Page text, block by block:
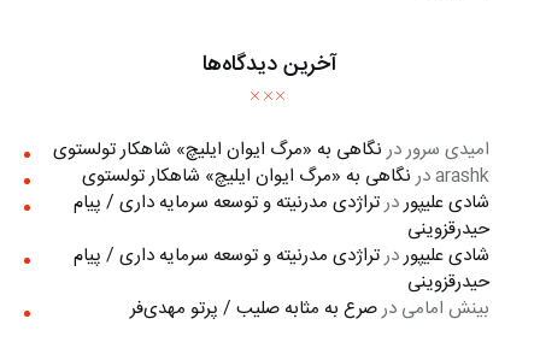
آخرین دیدگاه‌ها
امیدی سروردرنگاهی به «مرگ ايوان ايليچ» شاهکار تولستوی
arashkدرنگاهی به «مرگ ايوان ايليچ» شاهکار تولستوی
شادی علیپوردرتراژدی مدرنیته و توسعه سرمایه داری / پیام
حیدرقزوینی
شادی علیپوردرتراژدی مدرنیته و توسعه سرمایه داری / پیام
حیدرقزوینی
بینش امامی درصرع به مثابه صلیب / پرتو مهدی‌فر